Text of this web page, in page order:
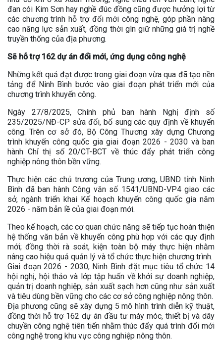
đan cói Kim Sơn hay nghề đúc đồng cũng được hưởng lợi từ
các chương trình hỗ trợ đổi mới công nghệ, góp phần nâng
cao năng lực sản xuất, đồng thời gìn giữ những giá trị nghề
truyền thống của địa phương.
Sẽ hỗ trợ 162 dự án đổi mới, ứng dụng công nghệ
Những kết quả đạt được trong giai đoạn vừa qua đã tạo nền
tảng để Ninh Bình bước vào giai đoạn phát triển mới của
chương trình khuyến công.
Ngày 27/8/2025, Chính phủ ban hành Nghị định số
235/2025/NĐ-CP sửa đổi, bổ sung các quy định về khuyến
công. Trên cơ sở đó, Bộ Công Thương xây dựng Chương
trình khuyến công quốc gia giai đoạn 2026 - 2030 và ban
hành Chỉ thị số 20/CT-BCT về thúc đẩy phát triển công
nghiệp nông thôn bền vững.
Thực hiện các chủ trương của Trung ương, UBND tỉnh Ninh
Bình đã ban hành Công văn số 1541/UBND-VP4 giao các
sở, ngành triển khai Kế hoạch khuyến công quốc gia năm
2026 - năm bản lề của giai đoạn mới.
Theo kế hoạch, các cơ quan chức năng sẽ tiếp tục hoàn thiện
hệ thống văn bản về khuyến công phù hợp với các quy định
mới; đồng thời rà soát, kiện toàn bộ máy thực hiện nhằm
nâng cao hiệu quả quản lý và tổ chức thực hiện chương trình.
Giai đoạn 2026 - 2030, Ninh Bình đặt mục tiêu tổ chức 14
hội nghị, hội thảo và lớp tập huấn về khởi sự doanh nghiệp,
quản trị doanh nghiệp, sản xuất sạch hơn cũng như sản xuất
và tiêu dùng bền vững cho các cơ sở công nghiệp nông thôn.
Địa phương cũng sẽ xây dựng 5 mô hình trình diễn kỹ thuật,
đồng thời hỗ trợ 162 dự án đầu tư máy móc, thiết bị và dây
chuyền công nghệ tiên tiến nhằm thúc đẩy quá trình đổi mới
công nghệ trong khu vực công nghiệp nông thôn.